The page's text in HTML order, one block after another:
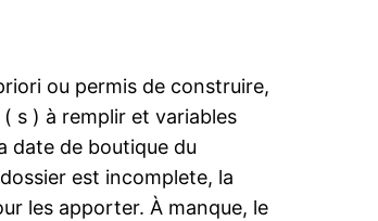
ou permis de construire,
s ) à remplir et variables
date de boutique du
est incomplete, la
les apporter. À manque, le